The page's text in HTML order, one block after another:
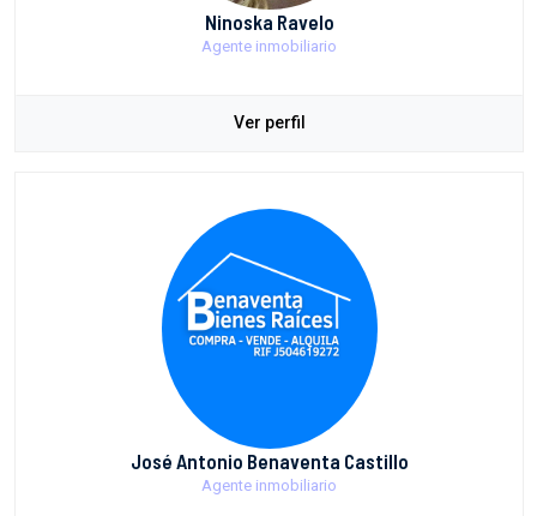
Ninoska Ravelo
Agente inmobiliario
Ver perfil
José Antonio Benaventa Castillo
Agente inmobiliario